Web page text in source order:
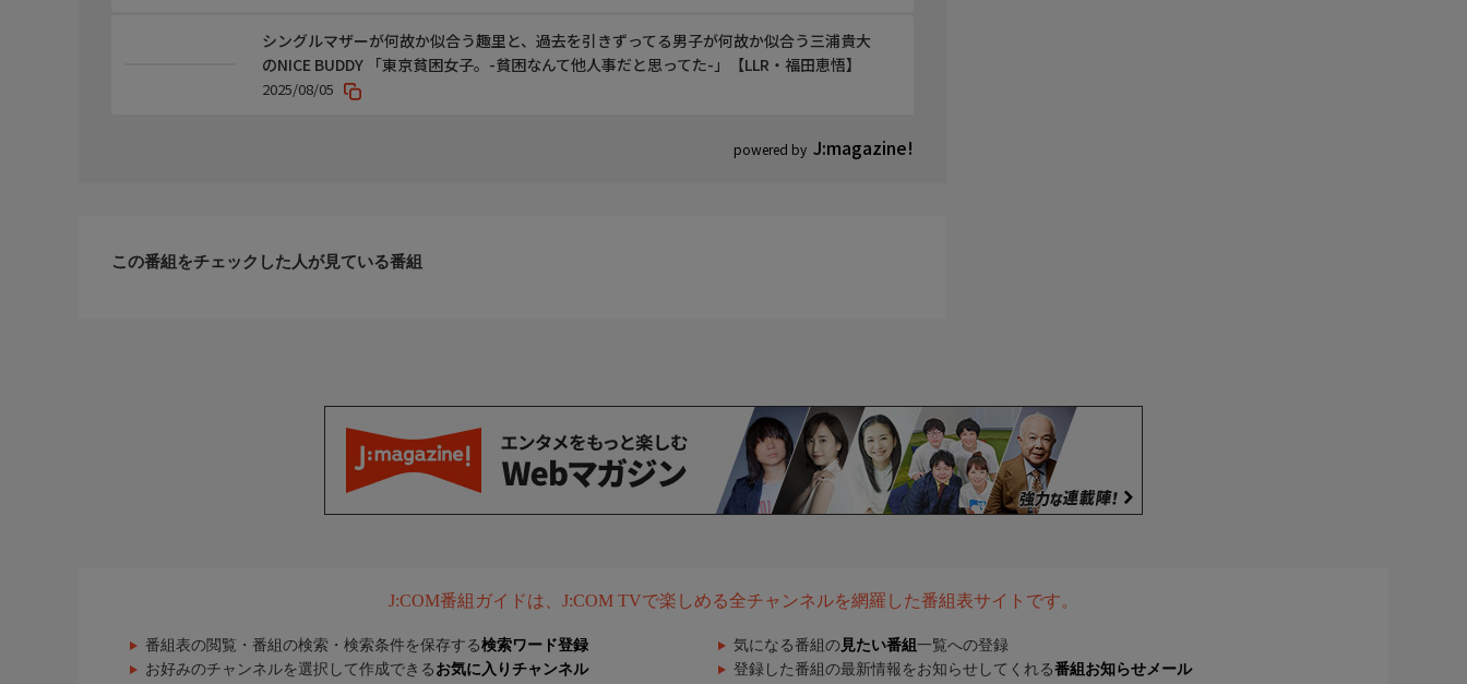
powered by J:magazine!
シングルマザーが何故か似合う趣里と、過去を引きずってる男子が何故か似合う三浦貴大
のNICE BUDDY 「東京貧困女子。-貧困なんて他人事だと思ってた-」【LLR・福田恵悟】
2025/08/05
この番組をチェックした人が見ている番組
J:COM番組ガイドは、J:COM TVで楽しめる全チャンネルを網羅した番組表サイトです。
番組表の閲覧・番組の検索・検索条件を保存する検索ワード登録 気になる番組の 見たい番組 一覧への登録
お好みのチャンネルを選択して作成できる お気に入りチャンネル 登録した番組の最新情報をお知らせしてくれる番組お知らせメール